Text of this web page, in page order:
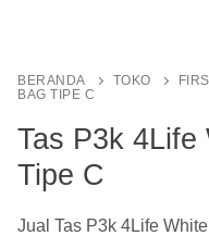
BERANDA TOKO
BAG TIPE C
Tas P3k 4Life
Tipe C
Jual Tas P3k 4Life